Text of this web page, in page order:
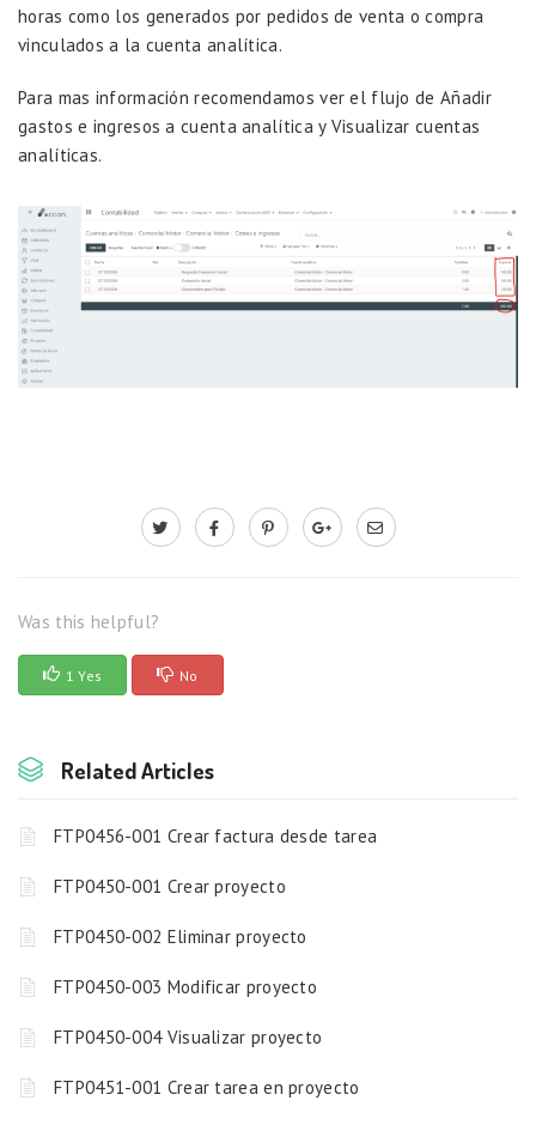
horas como los generados por pedidos de venta o compra
vinculados a la cuenta analítica.
Para mas información recomendamos ver el flujo de Añadir
gastos e ingresos a cuenta analíticay Visualizar cuentas
analíticas.
Was this helpful?
1 Yes No
Related Articles
FTP0456-001 Crear factura desde tarea
FTP0450-001 Crear proyecto
FTP0450-002 Eliminar proyecto
FTP0450-003 Modificar proyecto
FTP0450-004 Visualizar proyecto
FTP0451-001 Crear tarea en proyecto